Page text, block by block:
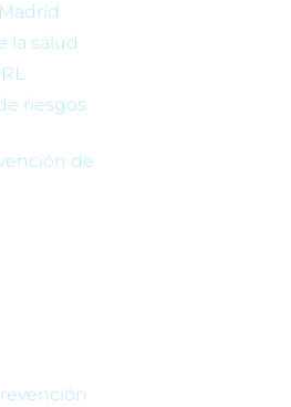
la salud
riesgos
de